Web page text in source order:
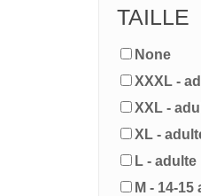
TAILLE
None
XXXL -
XXL -
XL -
L - adulte
M - 14-15